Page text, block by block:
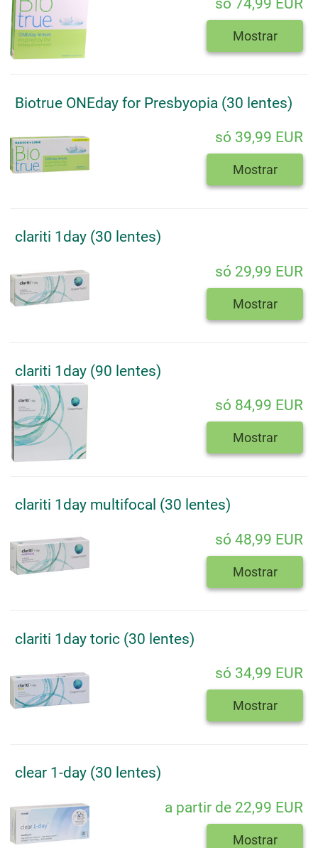
Mostrar
Biotrue ONEday for Presbyopia (30 lentes)
só 39,99 EUR
Mostrar
clariti 1day (30 lentes)
só 29,99 EUR
Mostrar
clariti 1day (90 lentes)
só 84,99 EUR
Mostrar
clariti 1day multifocal (30 lentes)
só 48,99 EUR
Mostrar
clariti 1day toric (30 lentes)
só 34,99 EUR
Mostrar
clear 1-day (30 lentes)
a partir de 22,99 EUR
Mostrar